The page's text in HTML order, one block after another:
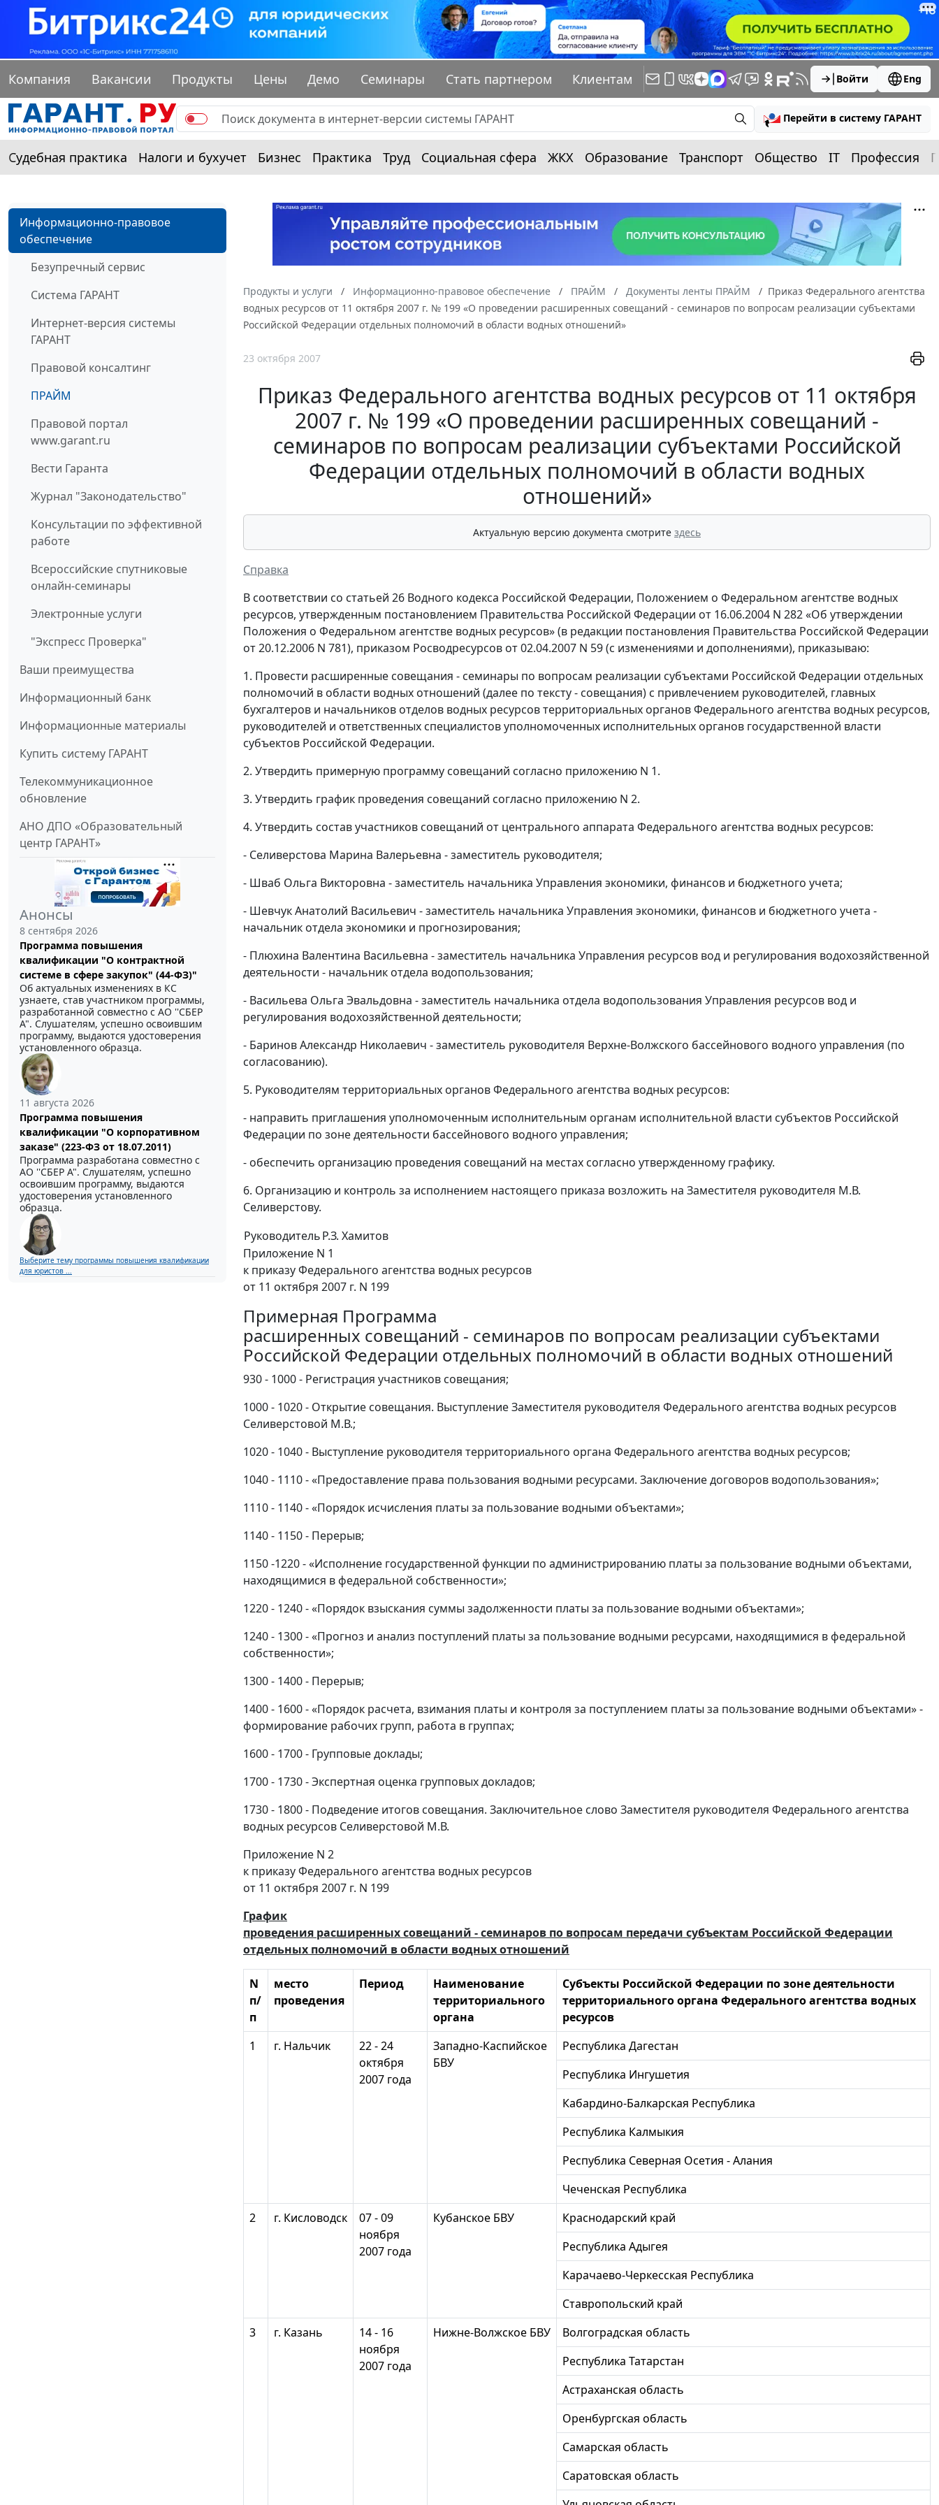
Компания Вакансии Продукты Цены Демо Семинары Стать партнером Клиентам Войти Eng
Перейти в систему ГАРАНТ
Судебная практика Налоги и бухучет Бизнес Практика Труд Социальная сфера ЖКХ Образование Транспорт Общество IT Профессия
Информационно-правовое
обеспечение
Безупречный сервис
Система ГАРАНТ
Интернет-версия системы
ГАРАНТ
Правовой консалтинг
ПРАЙМ
Правовой портал
www.garant.ru
Вести Гаранта
Журнал "Законодательство"
Консультации по эффективной
работе
Всероссийские спутниковые
онлайн-семинары
Электронные услуги
"Экспресс Проверка"
Ваши преимущества
Информационный банк
Информационные материалы
Купить систему ГАРАНТ
Телекоммуникационное
обновление
АНО ДПО «Образовательный
центр ГАРАНТ»
Анонсы
8 сентября 2026
Программа повышения
квалификации "О контрактной
системе в сфере закупок" (44-ФЗ)"
Об актуальных изменениях в КС
узнаете, став участником программы,
разработанной совместно с АО ''СБЕР
А". Слушателям, успешно освоившим
программу, выдаются удостоверения
установленного образца.
11 августа 2026
Программа повышения
квалификации "О корпоративном
заказе" (223-ФЗ от 18.07.2011)
Программа разработана совместно с
АО ''СБЕР А". Слушателям, успешно
освоившим программу, выдаются
удостоверения установленного
образца.
Выберите тему программы повышения квалификации
для юристов ...
Продукты и услуги Информационно-правовое обеспечение ПРАЙМ Документы ленты ПРАЙМ
Приказ Федерального агентства
водных ресурсов от 11 октября 2007 г. № 199 «О проведении расширенных совещаний - семинаров по вопросам реализации субъектами
Российской Федерации отдельных полномочий в области водных отношений»
23 октября 2007
Приказ Федерального агентства водных ресурсов от 11 октября
2007 г. № 199 «О проведении расширенных совещаний -
семинаров по вопросам реализации субъектами Российской
Федерации отдельных полномочий в области водных
отношений»
Актуальную версию документа смотрите здесь
Справка
В соответствии со статьей 26 Водного кодекса Российской Федерации, Положением о Федеральном агентстве водных
ресурсов, утвержденным постановлением Правительства Российской Федерации от 16.06.2004 N 282 «Об утверждении
Положения о Федеральном агентстве водных ресурсов» (в редакции постановления Правительства Российской Федерации
от 20.12.2006 N 781), приказом Росводресурсов от 02.04.2007 N 59 (с изменениями и дополнениями), приказываю:
1. Провести расширенные совещания - семинары по вопросам реализации субъектами Российской Федерации отдельных
полномочий в области водных отношений (далее по тексту - совещания) с привлечением руководителей, главных
бухгалтеров и начальников отделов водных ресурсов территориальных органов Федерального агентства водных ресурсов,
руководителей и ответственных специалистов уполномоченных исполнительных органов государственной власти
субъектов Российской Федерации.
2. Утвердить примерную программу совещаний согласно приложению N 1.
3. Утвердить график проведения совещаний согласно приложению N 2.
4. Утвердить состав участников совещаний от центрального аппарата Федерального агентства водных ресурсов:
- Селиверстова Марина Валерьевна - заместитель руководителя;
- Шваб Ольга Викторовна - заместитель начальника Управления экономики, финансов и бюджетного учета;
- Шевчук Анатолий Васильевич - заместитель начальника Управления экономики, финансов и бюджетного учета -
начальник отдела экономики и прогнозирования;
- Плюхина Валентина Васильевна - заместитель начальника Управления ресурсов вод и регулирования водохозяйственной
деятельности - начальник отдела водопользования;
- Васильева Ольга Эвальдовна - заместитель начальника отдела водопользования Управления ресурсов вод и
регулирования водохозяйственной деятельности;
- Баринов Александр Николаевич - заместитель руководителя Верхне-Волжского бассейнового водного управления (по
согласованию).
5. Руководителям территориальных органов Федерального агентства водных ресурсов:
- направить приглашения уполномоченным исполнительным органам исполнительной власти субъектов Российской
Федерации по зоне деятельности бассейнового водного управления;
- обеспечить организацию проведения совещаний на местах согласно утвержденному графику.
6. Организацию и контроль за исполнением настоящего приказа возложить на Заместителя руководителя М.В.
Селиверстову.
РуководительР.З. Хамитов
Приложение N 1
к приказу Федерального агентства водных ресурсов
от 11 октября 2007 г. N 199
Примерная Программа
расширенных совещаний - семинаров по вопросам реализации субъектами
Российской Федерации отдельных полномочий в области водных отношений
930 - 1000 - Регистрация участников совещания;
1000 - 1020 - Открытие совещания. Выступление Заместителя руководителя Федерального агентства водных ресурсов
Селиверстовой М.В.;
1020 - 1040 - Выступление руководителя территориального органа Федерального агентства водных ресурсов;
1040 - 1110 - «Предоставление права пользования водными ресурсами. Заключение договоров водопользования»;
1110 - 1140 - «Порядок исчисления платы за пользование водными объектами»;
1140 - 1150 - Перерыв;
1150 -1220 - «Исполнение государственной функции по администрированию платы за пользование водными объектами,
находящимися в федеральной собственности»;
1220 - 1240 - «Порядок взыскания суммы задолженности платы за пользование водными объектами»;
1240 - 1300 - «Прогноз и анализ поступлений платы за пользование водными ресурсами, находящимися в федеральной
собственности»;
1300 - 1400 - Перерыв;
1400 - 1600 - «Порядок расчета, взимания платы и контроля за поступлением платы за пользование водными объектами» -
формирование рабочих групп, работа в группах;
1600 - 1700 - Групповые доклады;
1700 - 1730 - Экспертная оценка групповых докладов;
1730 - 1800 - Подведение итогов совещания. Заключительное слово Заместителя руководителя Федерального агентства
водных ресурсов Селиверстовой М.В.
Приложение N 2
к приказу Федерального агентства водных ресурсов
от 11 октября 2007 г. N 199
График
проведения расширенных совещаний - семинаров по вопросам передачи субъектам Российской Федерации
отдельных полномочий в области водных отношений
N
п/
п
место
проведения
Период
Наименование
территориального
органа
Субъекты Российской Федерации по зоне деятельности
территориального органа Федерального агентства водных
ресурсов
1
г. Нальчик
22 - 24
октября
2007 года
Западно-Каспийское
БВУ
Республика Дагестан
Республика Ингушетия
Кабардино-Балкарская Республика
Республика Калмыкия
Республика Северная Осетия - Алания
Чеченская Республика
2
г. Кисловодск
07 - 09
ноября
2007 года
Кубанское БВУ
Краснодарский край
Республика Адыгея
Карачаево-Черкесская Республика
Ставропольский край
3
г. Казань
14 - 16
ноября
2007 года
Нижне-Волжское БВУ
Волгоградская область
Республика Татарстан
Астраханская область
Оренбургская область
Самарская область
Саратовская область